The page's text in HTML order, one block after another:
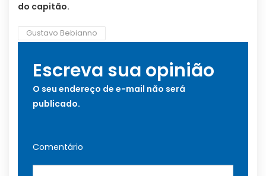
do capitão.
Gustavo Bebianno
Escreva sua opinião
O seu endereço de e-mail não será
publicado.
Comentário